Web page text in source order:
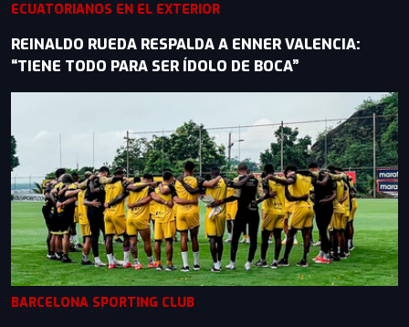
ECUATORIANOS EN EL EXTERIOR
REINALDO RUEDA RESPALDA A ENNER VALENCIA:
“TIENE TODO PARA SER ÍDOLO DE BOCA”
BARCELONA SPORTING CLUB